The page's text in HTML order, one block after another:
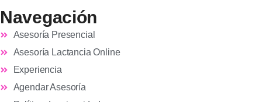
Navegación
Asesoría Presencial
Asesoría Lactancia Online
Experiencia
Agendar Asesoría